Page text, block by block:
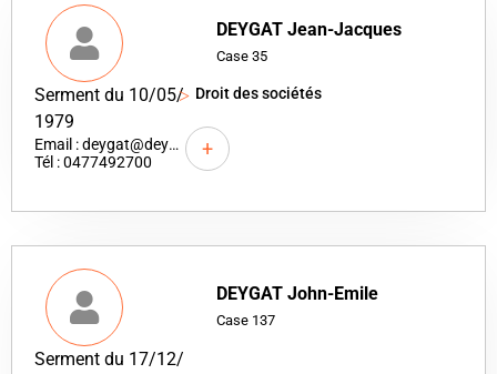
DEYGAT Jean-Jacques
Case 35
Serment du 10/05/
1979
Email : deygat@deygat-ballaguy.com
Tél : 0477492700
Droit des sociétés
+
DEYGAT John-Emile
Case 137
Serment du 17/12/